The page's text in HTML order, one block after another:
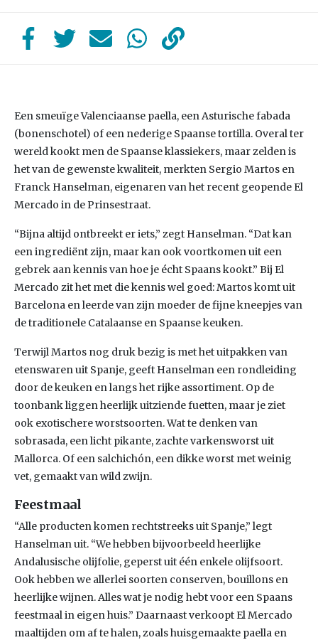
Een smeuïge Valenciaanse paella, een Asturische fabada
(bonenschotel) of een nederige Spaanse tortilla. Overal ter
wereld kookt men de Spaanse klassiekers, maar zelden is
het van de gewenste kwaliteit, merkten Sergio Martos en
Franck Hanselman, eigenaren van het recent geopende El
Mercado in de Prinsestraat.
“Bijna altijd ontbreekt er iets,” zegt Hanselman. “Dat kan
een ingrediënt zijn, maar kan ook voortkomen uit een
gebrek aan kennis van hoe je écht Spaans kookt.” Bij El
Mercado zit het met die kennis wel goed: Martos komt uit
Barcelona en leerde van zijn moeder de fijne kneepjes van
de traditionele Catalaanse en Spaanse keuken.
Terwijl Martos nog druk bezig is met het uitpakken van
etenswaren uit Spanje, geeft Hanselman een rondleiding
door de keuken en langs het rijke assortiment. Op de
toonbank liggen heerlijk uitziende fuetten, maar je ziet
ook exotischere worstsoorten. Wat te denken van
sobrasada, een licht pikante, zachte varkensworst uit
Mallorca. Of een salchichón, een dikke worst met weinig
vet, gemaakt van wild zwijn.
Feestmaal
“Alle producten komen rechtstreeks uit Spanje,” legt
Hanselman uit. “We hebben bijvoorbeeld heerlijke
Andalusische olijfolie, geperst uit één enkele olijfsoort.
Ook hebben we allerlei soorten conserven, bouillons en
heerlijke wijnen. Alles wat je nodig hebt voor een Spaans
feestmaal in eigen huis.” Daarnaast verkoopt El Mercado
maaltijden om af te halen, zoals huisgemaakte paella en